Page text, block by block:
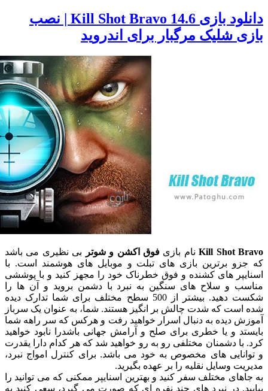
دانلود بازی Kill Shot Bravo 14.6 | نصب
شلیک مرگبار برای اندروید
Kill Shotنام بازیفوق اکشن و شوتربی نظیری می باشد
برترین بازی های تبلت و موبایل های هوشمند است. با
های کشنده و فوق خطرناک خود را مجهز کنید و با پوششی
و سلاح های سنگین به نبرد با دشمن بروید و آن ها را
شکست دهید. بیشتر از 500 سطح مختلف برای شما تدارک دیده
که شدت چالش بر انگیز هستند. شما، به عنوان یک سرباز
دیده به دنبال اسرار خواهید رفت و هرکس که سر راهه شما
و یا خطری برای صلح و آرامش جهانی باشدرا نابود خواهید
دشمنان مختلفی رو به رو خواهید شد که هر کدام دارا یقدرت
های مخصوص به خود می باشد. برای کنترل امواج نبرد،
وسایل نقلیه را بر عهده بگیرید.
مختلف سفر کنید و بهترین اسنایپر ممکنی که می توانید را
در نبرد های چند نفره ای که صورت می گیرد، سعی کنید به